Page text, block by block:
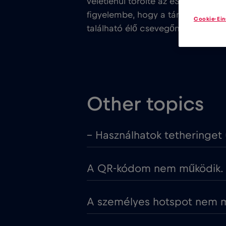
figyelembe, hogy a támogatás
található élő csevegőn keresztül.
Other topics
– Használhatok tetheringet
A QR-kódom nem működik.
A személyes hotspot nem
Cookie-